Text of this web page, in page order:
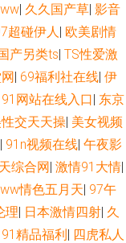
费网站 亚洲a级在线 伪
成人福利社 欧美成人性
女A片 欧美性爱激情综
操导航 AV色色导航 福
一区二区 草莓视频宝
京传媒一级片 国产乱子
| 久久国产草| 影音
超碰伊人| 欧美剧情
产另类ts| TS性爱激
| 69福利社在线| 伊
91网站在线入口| 东京
交天天操| 美女视频
| 91n视频在线| 午夜影
综合网| 激情91大情|
情色五月天| 97午
理| 日本激情四射| 久
91精品福利| 四虎私人